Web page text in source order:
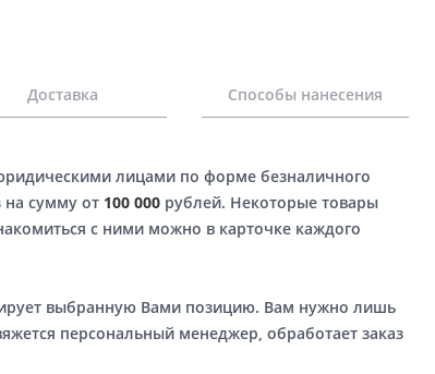
Доставка Способы нанесения
лицами по форме безналичного
на сумму от 100 000рублей. Некоторые товары
с ними можно в карточке каждого
выбранную Вами позицию. Вам нужно лишь
персональный менеджер, обработает заказ